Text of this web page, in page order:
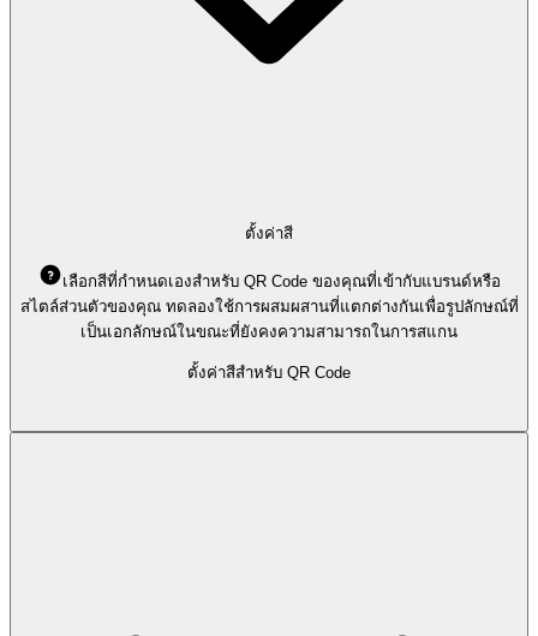
ตั้งค่าสี
เลือกสีที่กำหนดเองสำหรับ QR Code ของคุณที่เข้ากับแบรนด์หรือ
สไตล์ส่วนตัวของคุณ ทดลองใช้การผสมผสานที่แตกต่างกันเพื่อรูปลักษณ์ที่
เป็นเอกลักษณ์ในขณะที่ยังคงความสามารถในการสแกน
ตั้งค่าสีสำหรับ QR Code